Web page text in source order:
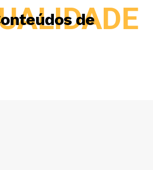
de